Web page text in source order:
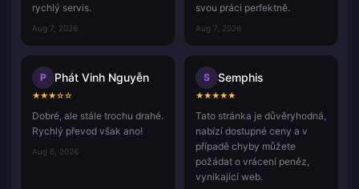
rychlý servis.
Aug 7, 2026
svou práci perfektně.
Aug 7, 2026
P Phát Vinh Nguyễn
★★★☆☆
Dobré, ale stále trochu drahé.
Rychlý převod však ano!
Aug 6, 2026
S Semphis
★★★★★
Tato stránka je důvěryhodná,
nabízí dostupné ceny a v
případě chyby můžete
požádat o vrácení peněz,
vynikající web.